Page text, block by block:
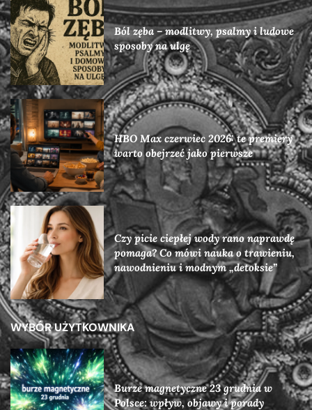
Ból zęba – modlitwy, psalmy i ludowe
sposoby na ulgę
HBO Max czerwiec 2026: te premiery
warto obejrzeć jako pierwsze
Czy picie ciepłej wody rano naprawdę
pomaga? Co mówi nauka o trawieniu,
nawodnieniu i modnym „detoksie”
WYBÓR UŻYTKOWNIKA
Burze magnetyczne 23 grudnia w
Polsce: wpływ, objawy i porady